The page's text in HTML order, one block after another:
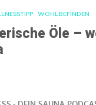
WOHLBEFINDEN
Öle –